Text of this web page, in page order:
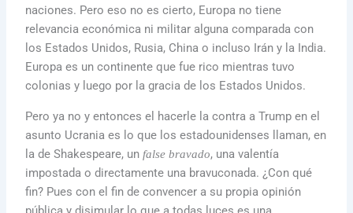
naciones. Pero eso no es cierto, Europa no tiene
relevancia económica ni militar alguna comparada con
los Estados Unidos, Rusia, China o incluso Irán y la India.
Europa es un continente que fue rico mientras tuvo
colonias y luego por la gracia de los Estados Unidos.
Pero ya no y entonces el hacerle la contra a Trump en el
asunto Ucrania es lo que los estadounidenses llaman, en
la de Shakespeare, unfalse bravado, una valentía
impostada o directamente una bravuconada. ¿Con qué
fin? Pues con el fin de convencer a su propia opinión